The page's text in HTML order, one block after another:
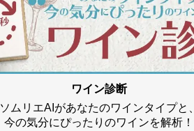
ワイン診断
ソムリエAIがあなたのワインタイプと、
今の気分にぴったりのワインを解析！